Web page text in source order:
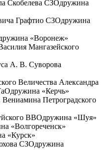
Скобелева СЗОдружина
Графтио СЗОдружина
«Воронеж»
Мангазейского
А. В. Суворова
Величества Александра
дружина «Керчь»
Петроградского
ВВОдружина «Шуя»
«Волгореченск»
«Курск»
СЗОдружина